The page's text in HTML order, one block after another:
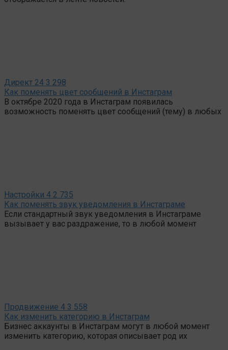
Директ 24 3 298
Как поменять цвет сообщений в Инстаграм
В октябре 2020 года в Инстаграм появилась
возможность поменять цвет сообщений (тему) в любых
Настройки 4 2 735
Как поменять звук уведомления в Инстаграме
Если стандартный звук уведомления в Инстаграме
вызывает у вас раздражение, то в любой момент
Продвижение 4 3 558
Как изменить категорию в Инстаграм
Бизнес аккаунты в Инстаграм могут в любой момент
изменить категорию, которая описывает род их